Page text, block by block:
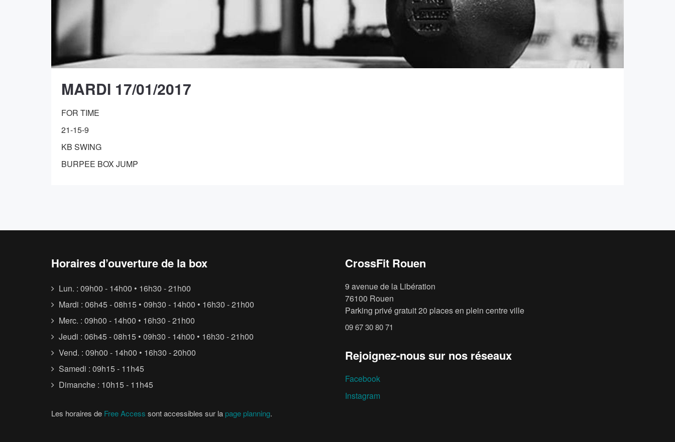
MARDI 17/01/2017
FOR TIME
21-15-9
KB SWING
BURPEE BOX JUMP
Horaires d’ouverture de la box
Lun. : 09h00 - 14h00 • 16h30 - 21h00
Mardi : 06h45 - 08h15 • 09h30 - 14h00 • 16h30 - 21h00
Merc. : 09h00 - 14h00 • 16h30 - 21h00
Jeudi : 06h45 - 08h15 • 09h30 - 14h00 • 16h30 - 21h00
Vend. : 09h00 - 14h00 • 16h30 - 20h00
Samedi : 09h15 - 11h45
Dimanche : 10h15 - 11h45
Les horaires de Free Access sont accessibles sur la page planning.
CrossFit Rouen
9 avenue de la Libération
76100 Rouen
Parking privé gratuit 20 places en plein centre ville
09 67 30 80 71
Rejoignez-nous sur nos réseaux
Facebook
Instagram